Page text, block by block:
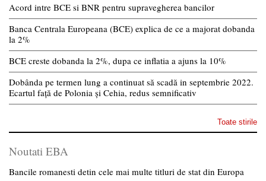
Acord intre BCE si BNR pentru supravegherea bancilor
Banca Centrala Europeana (BCE) explica de ce a majorat dobanda
la 2%
BCE creste dobanda la 2%, dupa ce inflatia a ajuns la 10%
Dobânda pe termen lung a continuat să scadă in septembrie 2022.
Ecartul față de Polonia și Cehia, redus semnificativ
Toate stirile
Noutati EBA
Bancile romanesti detin cele mai multe titluri de stat din Europa